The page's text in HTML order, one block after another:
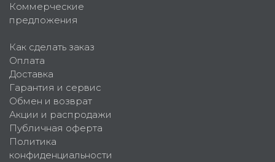
Коммерческие
предложения
Как сделать заказ
Оплата
Доставка
Гарантия и сервис
Обмен и возврат
Акции и распродажи
Публичная оферта
Политика
конфиденциальности